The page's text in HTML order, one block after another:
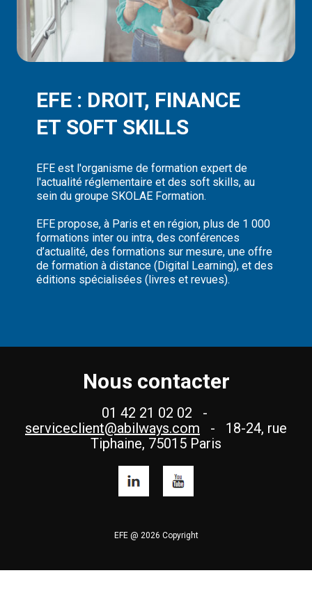
EFE : DROIT, FINANCE
ET SOFT SKILLS
EFE est l'organisme de formation expert de
l'actualité réglementaire et des soft skills, au
sein du groupe SKOLAE Formation.
EFE propose, à Paris et en région, plus de 1 000
formations inter ou intra, des conférences
d’actualité, des formations sur mesure, une offre
de formation à distance (Digital Learning), et des
éditions spécialisées (livres et revues).
Nous contacter
01 42 21 02 02 -
serviceclient@abilways.com - 18-24, rue
Tiphaine, 75015 Paris
EFE @ 2026 Copyright